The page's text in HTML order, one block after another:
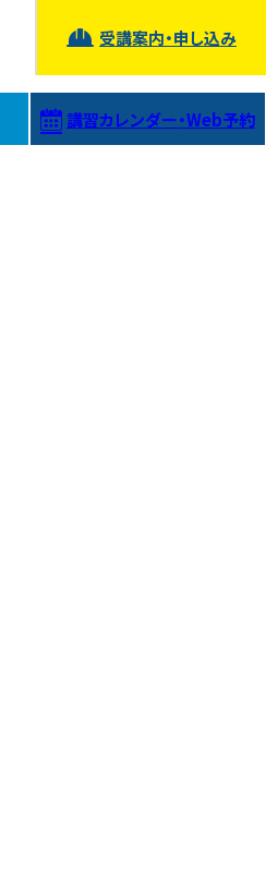
受講案内・申し込み
講習カレンダー・Web予約